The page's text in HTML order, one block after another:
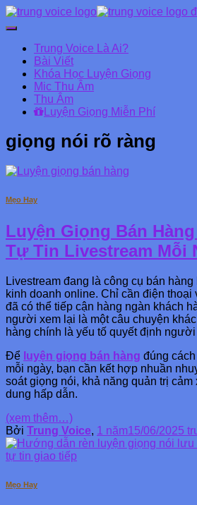
Chuyển
Danh
mục
chính
Trung Voice Là Ai?
Bài Viết
Khóa Học Luyện Giọng
Mic Thu Âm
Thu Âm
Luyện Giọng Miễn Phí
giọng nói rõ ràng
Mẹo Hay
Luyện Giọng Bán
Tự Tin Livestream Mỗi
Livestream đang là công cụ bán
kinh doanh online. Chỉ cần điện thoại
đã có thể tiếp cận hàng ngàn khách
người xem lại là một câu chuyện
hàng chính là yếu tố quyết định
Để luyện giọng bán hàng đúng
mỗi ngày, bạn cần kết hợp nhuần
soát giọng nói, khả năng quản trị
dung hấp dẫn.
(xem thêm…)
Bởi Trung Voice, 1 năm15/06/2025
Mẹo Hay